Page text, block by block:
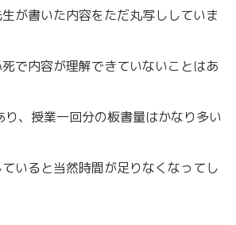
が書いた内容をただ丸写ししていま
で内容が理解できていないことはあ
、授業一回分の板書量はかなり多い
いると当然時間が足りなくなってし